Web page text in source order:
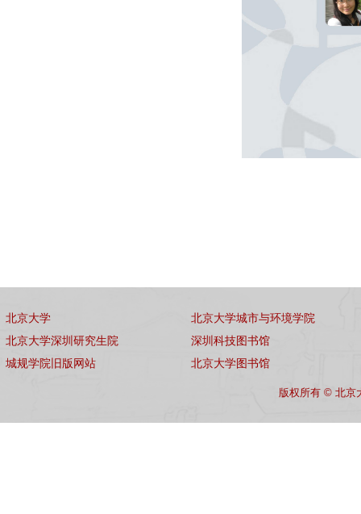
北京大学
北京大学深圳研究生院
城规学院旧版网站
北京大学城市与环境学院
深圳科技图书馆
北京大学图书馆
版权所有 © 北